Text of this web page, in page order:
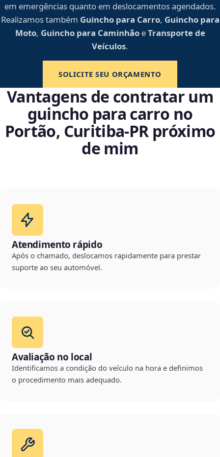
em emergências quanto em deslocamentos agendados.
Realizamos também Guincho para Carro, Guincho para
Moto, Guincho para CaminhãoeTransporte de
Veículos.
SOLICITE SEU ORÇAMENTO
Vantagens de contratar um
guincho para carro no
Portão, Curitiba‑PR próximo
de mim
Atendimento rápido
Após o chamado, deslocamos rapidamente para prestar
suporte ao seu automóvel.
Avaliação no local
Identificamos a condição do veículo na hora e definimos
o procedimento mais adequado.